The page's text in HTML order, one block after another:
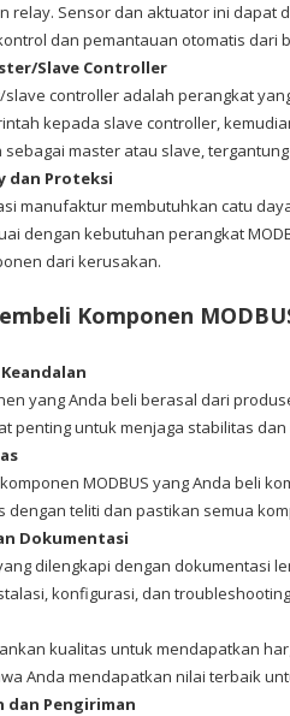
relay. Sensor dan aktuator ini dapat
dan pemantauan otomatis dari
Slave Controller
slave controller adalah perangkat
kepada slave controller,
master atau slave,
dan Proteksi
manufaktur membutuhkan catu
dengan kebutuhan perangkat
dari kerusakan.
Komponen
yang Anda beli berasal dari
penting untuk menjaga stabilitas
MODBUS yang Anda beli
dengan teliti dan pastikan semua
Dokumentasi
dilengkapi dengan dokumentasi
konfigurasi, dan
kualitas untuk mendapatkan
Anda mendapatkan nilai terbaik
dan Pengiriman